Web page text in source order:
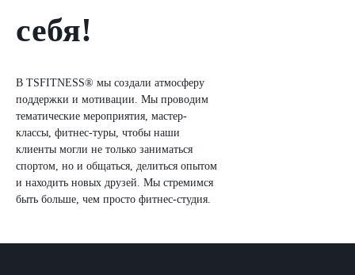
себя!
В TSFITNESS® мы создали атмосферу
поддержки и мотивации. Мы проводим
тематические мероприятия, мастер-
классы, фитнес-туры, чтобы наши
клиенты могли не только заниматься
спортом, но и общаться, делиться опытом
и находить новых друзей. Мы стремимся
быть больше, чем просто фитнес-студия.